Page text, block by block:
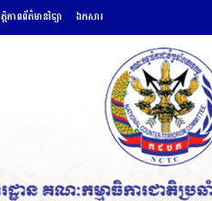
ភាពព័ត៌មានវិទ្យា ឯកសារ